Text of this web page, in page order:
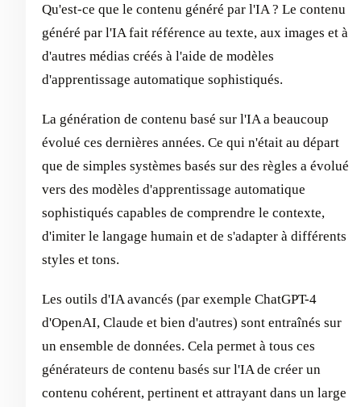
Qu'est-ce que le contenu généré par l'IA ? Le contenu
généré par l'IA fait référence au texte, aux images et à
d'autres médias créés à l'aide de modèles
d'apprentissage automatique sophistiqués.
La génération de contenu basé sur l'IA a beaucoup
évolué ces dernières années. Ce qui n'était au départ
que de simples systèmes basés sur des règles a évolué
vers des modèles d'apprentissage automatique
sophistiqués capables de comprendre le contexte,
d'imiter le langage humain et de s'adapter à différents
styles et tons.
Les outils d'IA avancés (par exemple ChatGPT-4
d'OpenAI, Claude et bien d'autres) sont entraînés sur
un ensemble de données. Cela permet à tous ces
générateurs de contenu basés sur l'IA de créer un
contenu cohérent, pertinent et attrayant dans un large